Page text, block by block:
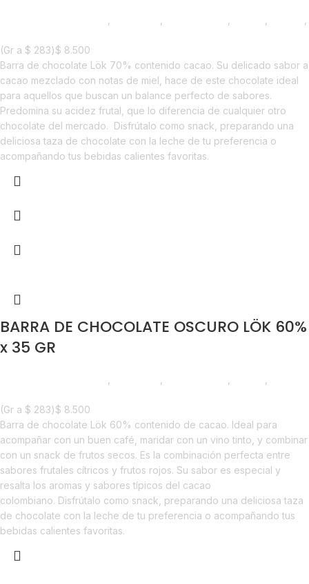
(Gr a $ 283)$ 8.500
Barra de chocolate Lök 70% contenido cacao. Su delicado sabor a
cacao mezclado con notas de miel, hace de este chocolate ideal
para aquellos que buscan un balance perfecto de sabores.
Predomina su acidez frutal, que lo diferencia de cualquier otro
chocolate del mercado. Disfrútalo como snack, preparando una
deliciosa taza de chocolate con la leche de tu preferencia o
acompañando tus bebidas calientes favoritas.
BARRA DE CHOCOLATE OSCURO LÖK 60%
x 35 GR
(Gr a $ 283)$ 8.500
Barra de chocolate Lök 60% contenido de cacao. Ideal para
acompañar con un buen café, maridar con un vino tinto, y combinar
con un snack de frutos secos. Es la combinación perfecta entre
sabores frutales cítricos y frutos rojos. Su sabor es especial y
resalta los aromas y sabores típicos del cacao
colombiano. Disfrútalo como snack, preparando una deliciosa taza
de chocolate con la leche de tu preferencia o acompañando tus
bebidas calientes favoritas.